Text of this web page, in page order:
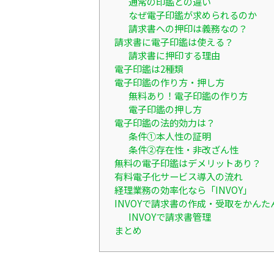
なぜ電子印鑑が求められるのか
請求書への押印は義務なの？
請求書に電子印鑑は使える？
請求書に押印する理由
電子印鑑は2種類
電子印鑑の作り方・押し方
無料あり！電子印鑑の作り方
電子印鑑の押し方
電子印鑑の法的効力は？
条件①本人性の証明
条件②存在性・非改ざん性
無料の電子印鑑はデメリットあり？
有料電子化サービス導入の流れ
経理業務の効率化なら「INVOY」
INVOYで請求書の作成・受取をかんた
INVOYで請求書管理
まとめ